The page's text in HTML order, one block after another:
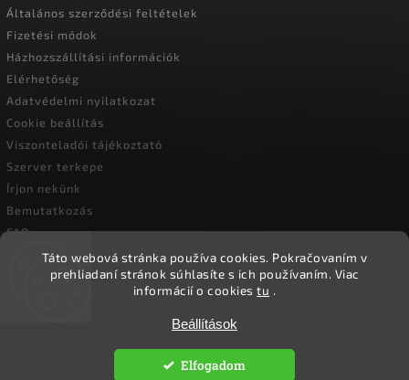
Táto webová stránka používa cookies. Pokračovaním v
prehliadaní stránok súhlasíte s ich používaním. Viac
informácií o cookiestu .
Beállítások
Elfogadom
Általános szerződési feltételek
Fizetési módok
Házhozszállítási információk
Elérhetőség
Adatvédelmi nyilatkozat
Cookie beállítás
Viszonteladói tájékoztató
Szerver terkepe
Írjon nekünk
Bemutatkozás
FAQ
Vásárlási útmutató
Ökoember. Minden jog fenntartva.
Süti beállítások szerkesztése
Shoptet| DesignShoptak.cz.